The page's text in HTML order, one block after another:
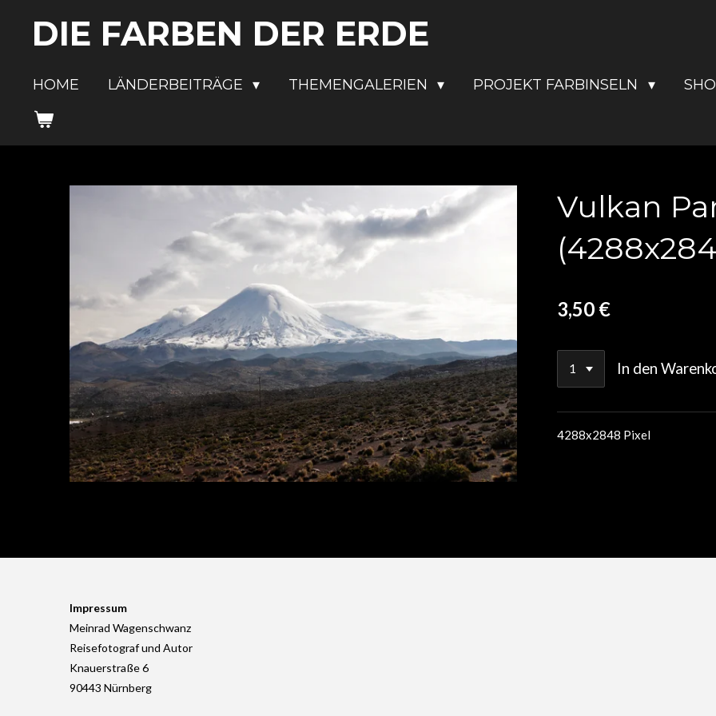
Hauptinhalt
DIE FARBEN DER ERDE
HOME LÄNDERBEITRÄGE THEMENGALERIEN PROJEKT FARBINSELN
Vulkan
3,50 €
In den
4288x2848 Pixel
Impressum
Meinrad Wagenschwanz
Reisefotograf und Autor
Knauerstraße 6
90443 Nürnberg